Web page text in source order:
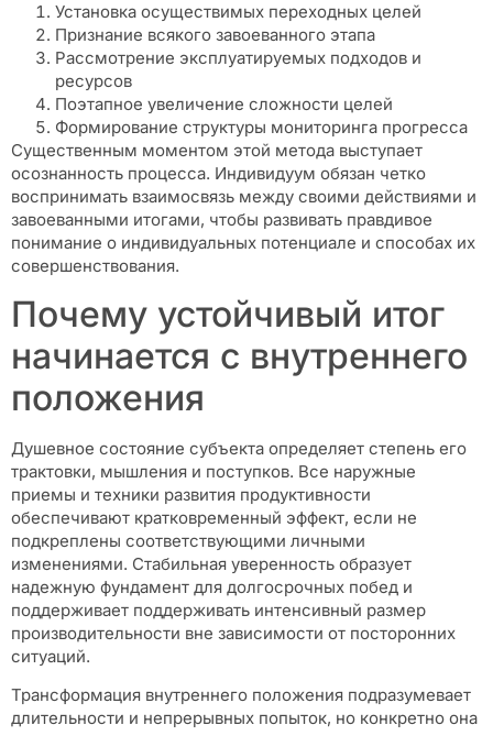
Установка осуществимых переходных целей
Признание всякого завоеванного этапа
Рассмотрение эксплуатируемых подходов и
ресурсов
Поэтапное увеличение сложности целей
Формирование структуры мониторинга прогресса
Существенным моментом этой метода выступает
осознанность процесса. Индивидуум обязан четко
воспринимать взаимосвязь между своими действиями и
завоеванными итогами, чтобы развивать правдивое
понимание о индивидуальных потенциале и способах их
совершенствования.
Почему устойчивый итог
начинается с внутреннего
положения
Душевное состояние субъекта определяет степень его
трактовки, мышления и поступков. Все наружные
приемы и техники развития продуктивности
обеспечивают кратковременный эффект, если не
подкреплены соответствующими личными
изменениями. Стабильная уверенность образует
надежную фундамент для долгосрочных побед и
поддерживает поддерживать интенсивный размер
производительности вне зависимости от посторонних
ситуаций.
Трансформация внутреннего положения подразумевает
длительности и непрерывных попыток, но конкретно она